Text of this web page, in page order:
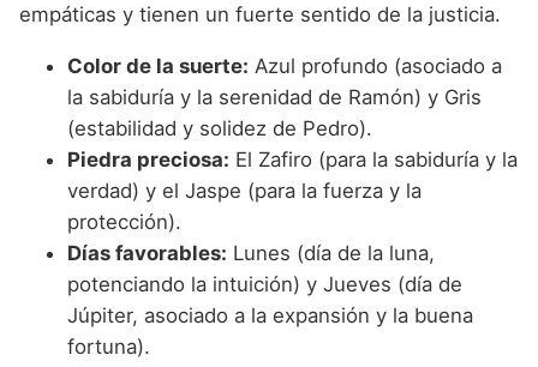
empáticas y tienen un fuerte sentido de la justicia.
Color de la suerte: Azul profundo (asociado a
la sabiduría y la serenidad de Ramón) y Gris
(estabilidad y solidez de Pedro).
Piedra preciosa: El Zafiro (para la sabiduría y la
verdad) y el Jaspe (para la fuerza y la
protección).
Días favorables: Lunes (día de la luna,
potenciando la intuición) y Jueves (día de
Júpiter, asociado a la expansión y la buena
fortuna).